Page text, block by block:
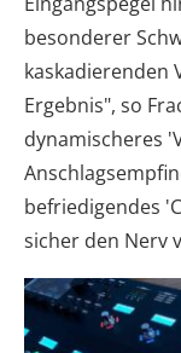
besonderer
kaskadierenden
Ergebnis", so
dynamischeres
befriedigendes
sicher den Nerv